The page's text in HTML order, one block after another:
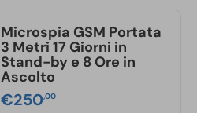
Microspia GSM Portata
3 Metri 17 Giorni in
Stand-by e 8 Ore in
Ascolto
€250,00